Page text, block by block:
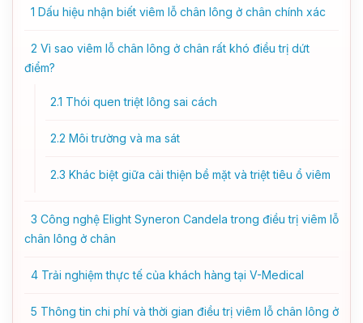
1 Dấu hiệu nhận biết viêm lỗ chân lông ở chân chính xác
2 Vì sao viêm lỗ chân lông ở chân rất khó điều trị dứt
điểm?
2.1 Thói quen triệt lông sai cách
2.2 Môi trường và ma sát
2.3 Khác biệt giữa cải thiện bề mặt và triệt tiêu ổ viêm
3 Công nghệ Elight Syneron Candela trong điều trị viêm lỗ
chân lông ở chân
4 Trải nghiệm thực tế của khách hàng tại V-Medical
5 Thông tin chi phí và thời gian điều trị viêm lỗ chân lông ở